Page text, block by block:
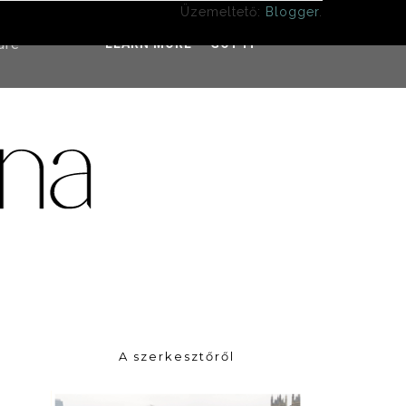
Üzemeltető: Blogger
A szerkesztőről
LEARN MORE GOT IT